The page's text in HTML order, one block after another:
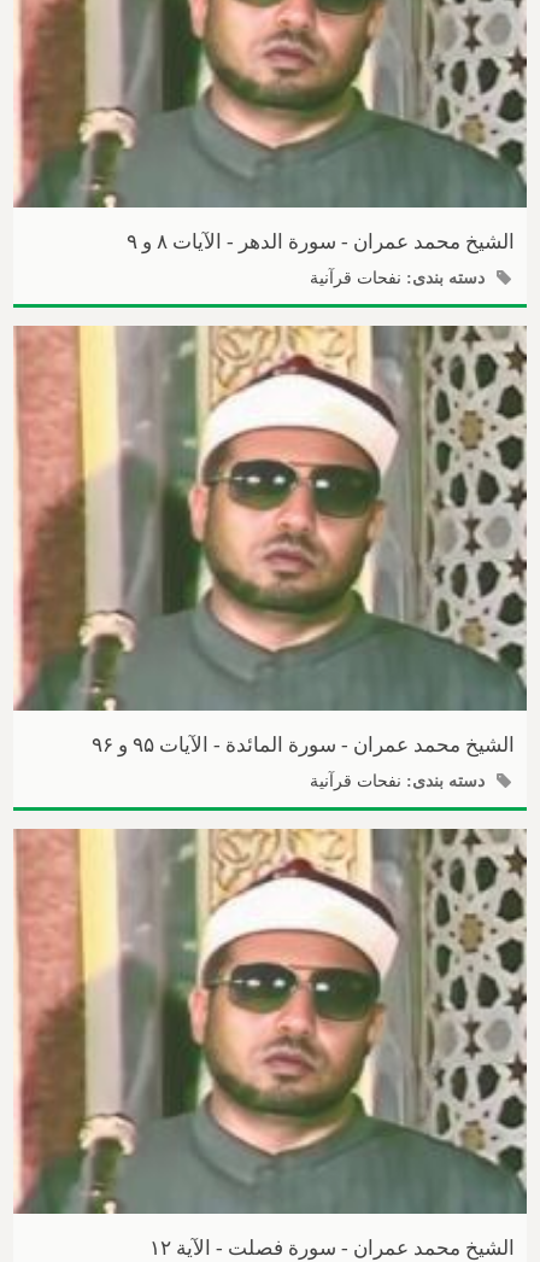
الشیخ محمد عمران - سورة الدهر - الآیات ۸ و ۹
دسته بندی: نفحات قرآنیة
الشیخ محمد عمران - سورة المائدة - الآیات ۹۵ و ۹۶
دسته بندی: نفحات قرآنیة
الشیخ محمد عمران - سورة فصلت - الآیة ۱۲